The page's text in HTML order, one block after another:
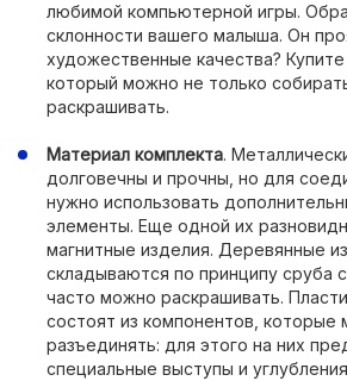
любимой компьютерной игры.
склонности вашего малыша. Он
художественные качества?
который можно не только
раскрашивать.
Материал комплекта.
долговечны и прочны, но для
нужно использовать
элементы. Еще одной их
магнитные изделия. Деревянные
складываются по принципу сруба
часто можно раскрашивать.
состоят из компонентов, которые
разъединять: для этого на них
специальные выступы и